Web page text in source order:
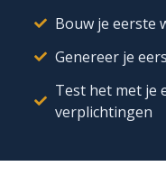
metBouw je eerste
Genereer je
Test het met je
verplichtingen